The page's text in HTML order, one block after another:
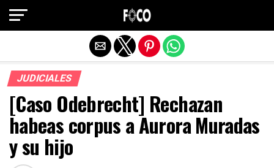
JUDICIALES
[Caso Odebrecht] Rechazan
habeas corpus a Aurora Muradas
y su hijo
Salir de la versión móvil